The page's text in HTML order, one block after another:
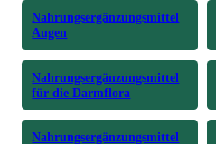
Nahrungsergänzungsmittel
Augen
Nahrungsergänzungsmittel
für die Darmflora
Nahrungsergänzungsmittel